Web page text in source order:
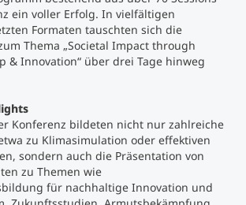
ein voller Erfolg. In vielfältigen
Formaten tauschten sich die
Thema „Societal Impact through
& Innovation“ über drei Tage hinweg
Konferenz bildeten nicht nur zahlreiche
zu Klimasimulation oder effektiven
sondern auch die Präsentation von
zu Themen wie
für nachhaltige Innovation und